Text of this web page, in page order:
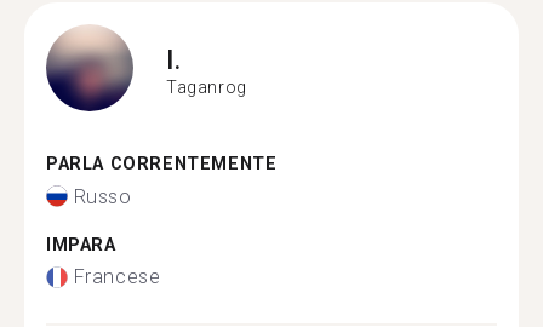
I.
Taganrog
PARLA CORRENTEMENTE
Russo
IMPARA
Francese